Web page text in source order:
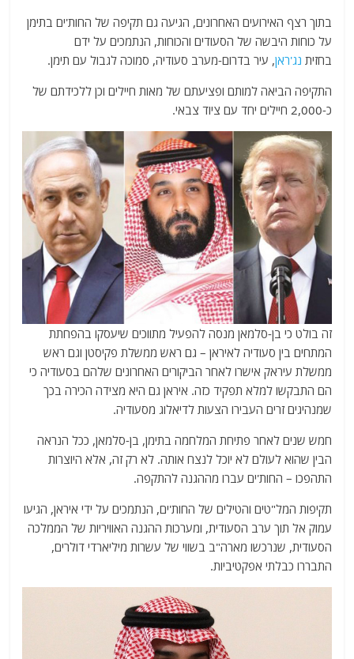
בתוך רצף האירועים האחרונים, הגיעה גם תקיפה של החות'ים בתימן
על כוחות היבשה של הסעודים והכוחות, הנתמכים על ידם
בחזית נג'ראן, עיר בדרום-מערב סעודיה, סמוכה לגבול עם תימן.
התקיפה הביאה למותם ופציעתם של מאות חיילים וכן ללכידתם של
כ-2,000 חיילים יחד עם ציוד צבאי.
זה בולט כי בן-סלמאן מנסה להפעיל מתווכים שיעסקו בהפחתת
המתחים בין סעודיה לאיראן – גם ראש ממשלת פקיסטן וגם ראש
ממשלת עיראק אישרו לאחר הביקורים האחרונים שלהם בסעודיה כי
הם התבקשו למלא תפקיד כזה. איראן גם היא מצידה הכירה בכך
שמנהיגים זרים העבירו הצעות לדיאלוג מסעודיה.
חמש שנים לאחר פתיחת המלחמה בתימן, בן-סלמאן, ככל הנראה
הבין שהוא לעולם לא יוכל לנצח אותה. לא רק זה, אלא היוצרות
התהפכו – החות'ים עברו מההגנה להתקפה.
תקיפות המל"טים והטילים של החות'ים, הנתמכים על ידי איראן, הגיעו
עמוק אל תוך ערב הסעודית, ומערכות ההגנה האוויריות של הממלכה
הסעודית, שנרכשו מארה"ב בשווי של עשרות מיליארדי דולרים,
התבררו כבלתי אפקטיביות.